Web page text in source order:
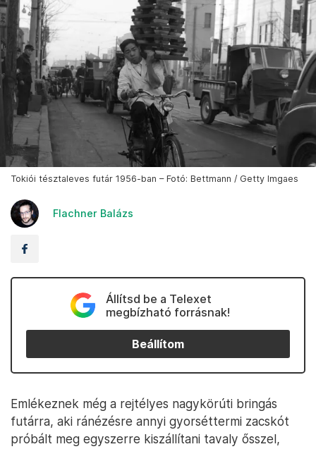
Tokiói tésztaleves futár 1956-ban – Fotó: Bettmann / Getty Imgaes
Flachner Balázs
Állítsd be a Telexet
megbízható forrásnak!
Beállítom
Emlékeznek még a rejtélyes nagykörúti bringás
futárra, aki ránézésre annyi gyorséttermi zacskót
próbált meg egyszerre kiszállítani tavaly ősszel,